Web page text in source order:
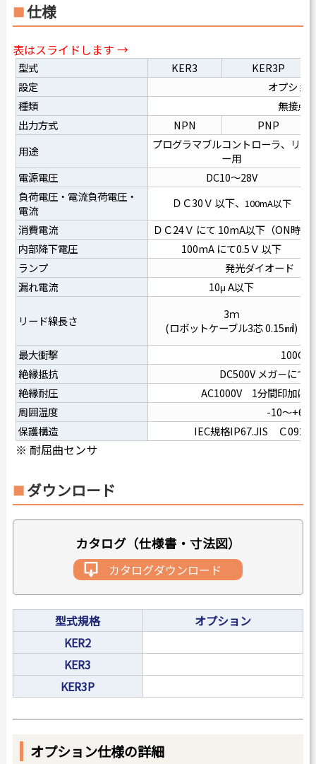
仕様
表はスライドします →
型式 KER3
KER3P
設定
オプショ
種類
無接点
出力方式
NPN
PNP
用途
プログラマブルコントローラ、リレ
ー用
電源電圧
DC10～28V
負荷電圧・電流負荷電圧・
電流
ＤＣ30Ｖ 以下、 100mA以下
消費電流
ＤＣ24Ｖ にて 10mA以下（ON時）
内部降下電圧
100mA にて0.5Ｖ 以下
ランプ
発光ダイオード（
漏れ電流
10μ A以下
リード線長さ
3ｍ
(ロボットケーブル3芯 0.15㎟)
最大衝撃
100G
絶縁抵抗
DC500V メガ－にて
絶縁耐圧
AC1000V 1分間印加に
周囲温度
-10～
保護構造
IEC規格IP67.JIS Ｃ0920
※ 耐屈曲センサ
ダウンロード
カタログ（仕様書・寸法図）
カタログダウンロード
型式規格
オプション
KER2
KER3
KER3P
オプション仕様の詳細